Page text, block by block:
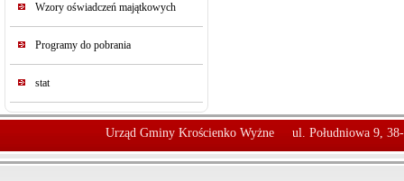
Wzory oświadczeń majątkowych
Programy do pobrania
stat
Urząd Gminy Krościenko Wyżne ul. Południowa 9,